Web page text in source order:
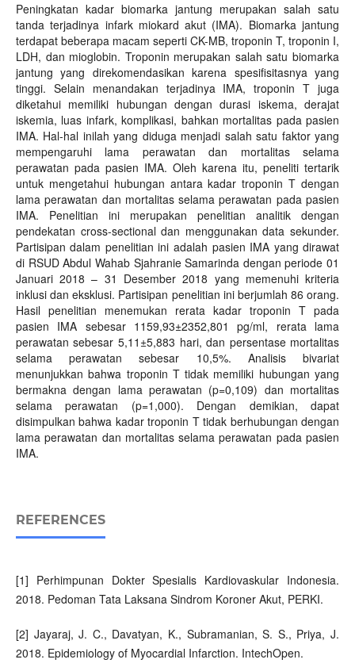
Peningkatan kadar biomarka jantung merupakan salah satu
tanda terjadinya infark miokard akut (IMA). Biomarka jantung
terdapat beberapa macam seperti CK-MB, troponin T, troponin I,
LDH, dan mioglobin. Troponin merupakan salah satu biomarka
jantung yang direkomendasikan karena spesifisitasnya yang
tinggi. Selain menandakan terjadinya IMA, troponin T juga
diketahui memiliki hubungan dengan durasi iskema, derajat
iskemia, luas infark, komplikasi, bahkan mortalitas pada pasien
IMA. Hal-hal inilah yang diduga menjadi salah satu faktor yang
mempengaruhi lama perawatan dan mortalitas selama
perawatan pada pasien IMA. Oleh karena itu, peneliti tertarik
untuk mengetahui hubungan antara kadar troponin T dengan
lama perawatan dan mortalitas selama perawatan pada pasien
IMA. Penelitian ini merupakan penelitian analitik dengan
pendekatan cross-sectional dan menggunakan data sekunder.
Partisipan dalam penelitian ini adalah pasien IMA yang dirawat
di RSUD Abdul Wahab Sjahranie Samarinda dengan periode 01
Januari 2018 – 31 Desember 2018 yang memenuhi kriteria
inklusi dan eksklusi. Partisipan penelitian ini berjumlah 86 orang.
Hasil penelitian menemukan rerata kadar troponin T pada
pasien IMA sebesar 1159,93±2352,801 pg/ml, rerata lama
perawatan sebesar 5,11±5,883 hari, dan persentase mortalitas
selama perawatan sebesar 10,5%. Analisis bivariat
menunjukkan bahwa troponin T tidak memiliki hubungan yang
bermakna dengan lama perawatan (p=0,109) dan mortalitas
selama perawatan (p=1,000). Dengan demikian, dapat
disimpulkan bahwa kadar troponin T tidak berhubungan dengan
lama perawatan dan mortalitas selama perawatan pada pasien
IMA.
REFERENCES
[1] Perhimpunan Dokter Spesialis Kardiovaskular Indonesia.
2018. Pedoman Tata Laksana Sindrom Koroner Akut, PERKI.
[2] Jayaraj, J. C., Davatyan, K., Subramanian, S. S., Priya, J.
2018. Epidemiology of Myocardial Infarction. IntechOpen.